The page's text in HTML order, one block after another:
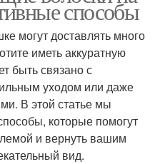
способы
могут доставлять много
иметь аккуратную
быть связано с
уходом или даже
В этой статье мы
которые помогут
и вернуть вашим
вид.